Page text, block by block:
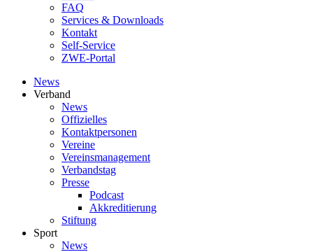
FAQ
Services & Downloads
Kontakt
Self-Service
ZWE-Portal
News
Verband
News
Offizielles
Kontaktpersonen
Vereine
Vereinsmanagement
Verbandstag
Presse
Podcast
Akkreditierung
Stiftung
Sport
News